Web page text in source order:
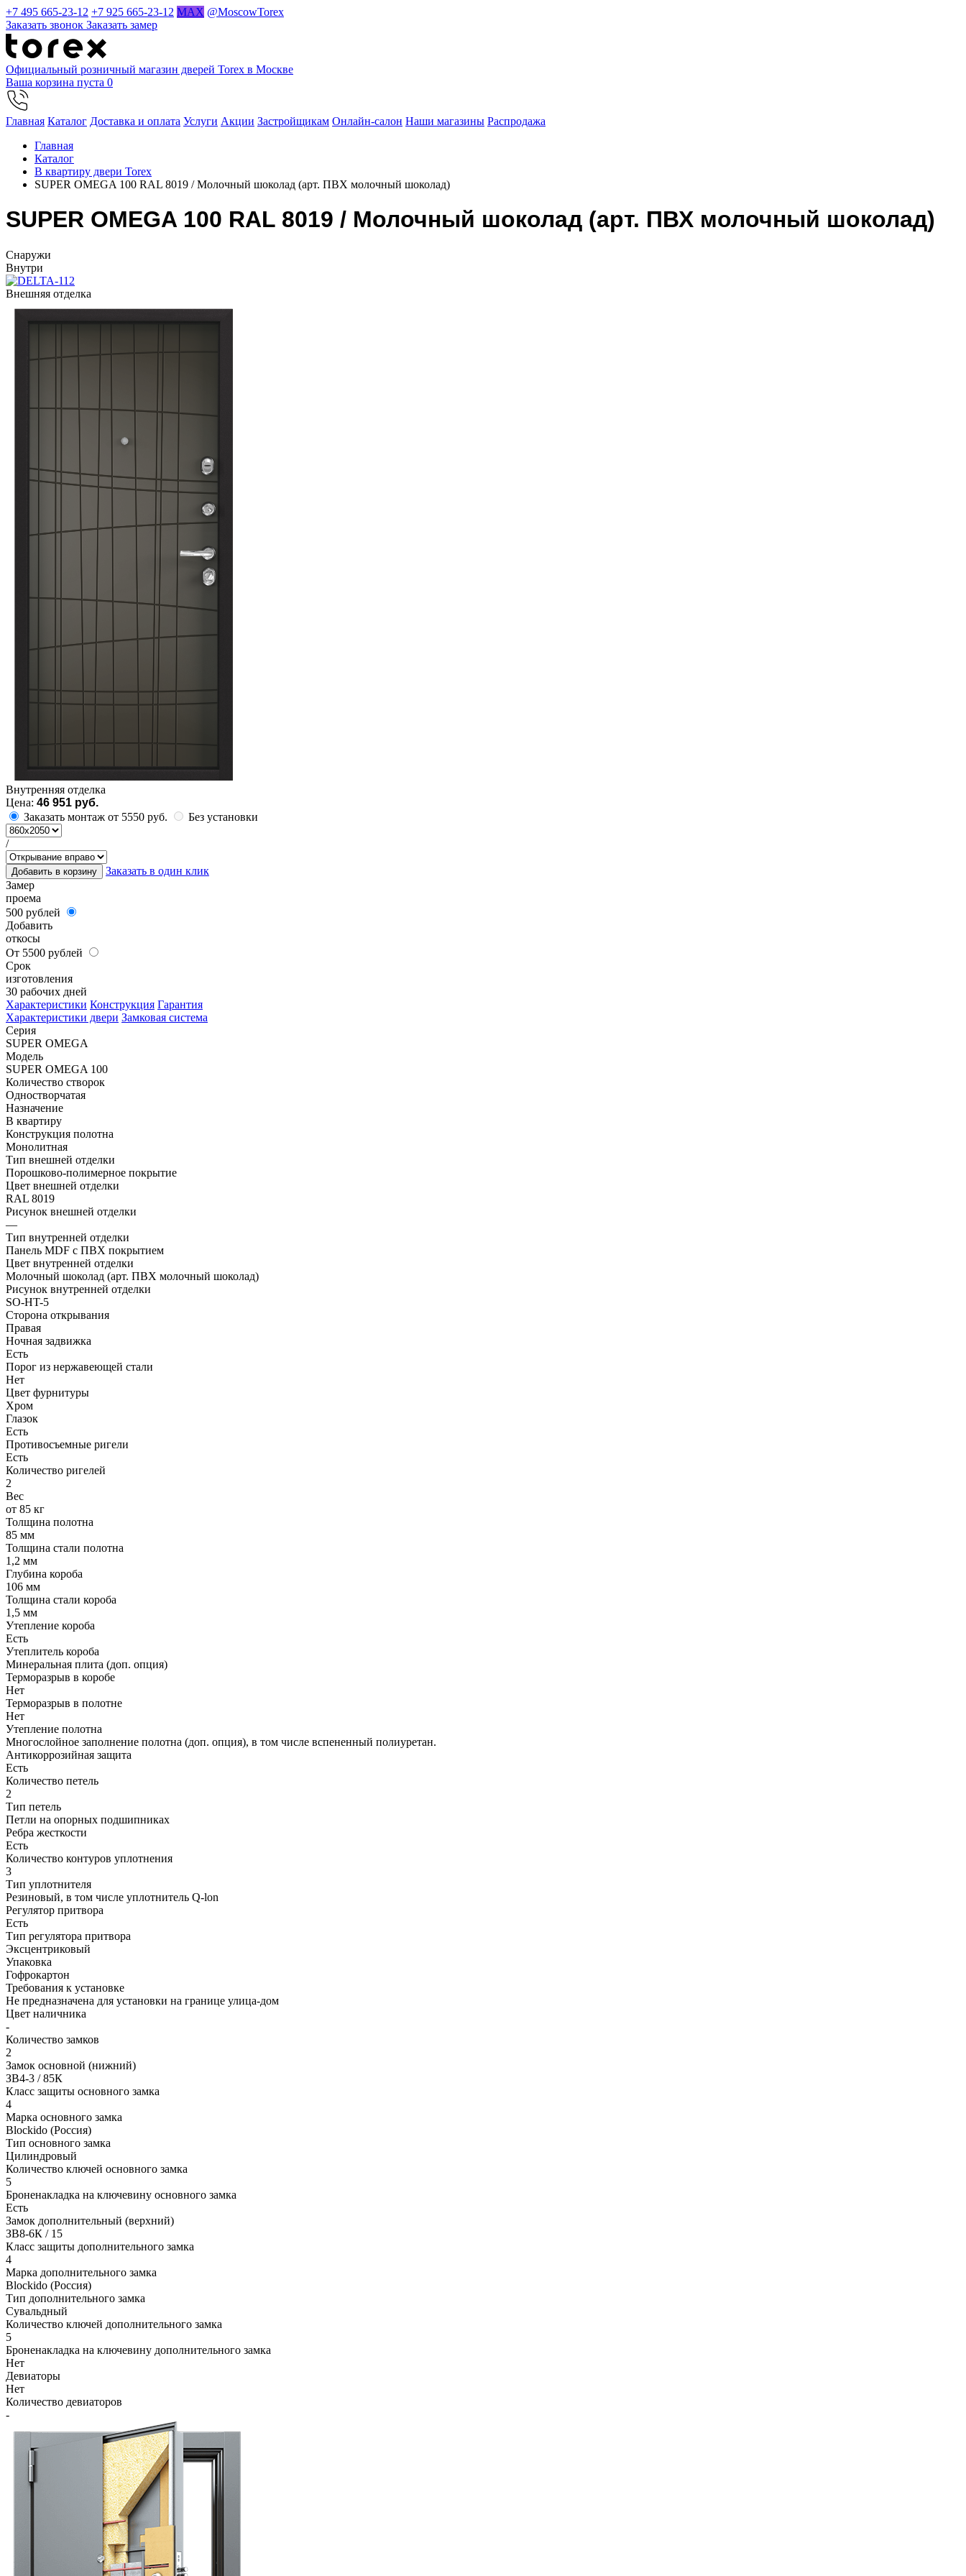
+7 495 665-23-12 +7 925 665-23-12 MAX @MoscowTorex
Заказать звонок Заказать замер
Официальный розничный магазин дверей Torex в Москве
Ваша корзина пуста 0
Главная Каталог Доставка и оплата Услуги Акции Застройщикам Онлайн-салон Наши магазины Распродажа
Главная
Каталог
В квартиру двери Torex
SUPER OMEGA 100 RAL 8019 / Молочный шоколад (арт. ПВХ молочный шоколад)
SUPER OMEGA 100 RAL 8019 / Молочный шоколад (арт. ПВХ молочный шоколад)
Cнаружи
Внутри
Внешняя отделка
Внутренняя отделка
Цена: 46 951 руб.
Заказать монтаж от 5550 руб.
Без установки
/
Добавить в корзину
Заказать в один клик
Замер
проема
500 рублей
Добавить
откосы
От 5500 рублей
Срок
изготовления
30 рабочих дней
Характеристики Конструкция Гарантия
Характеристики двери Замковая система
Серия
SUPER OMEGA
Модель
SUPER OMEGA 100
Количество створок
Одностворчатая
Назначение
В квартиру
Конструкция полотна
Монолитная
Тип внешней отделки
Порошково-полимерное покрытие
Цвет внешней отделки
RAL 8019
Рисунок внешней отделки
—
Тип внутренней отделки
Панель MDF с ПВХ покрытием
Цвет внутренней отделки
Молочный шоколад (арт. ПВХ молочный шоколад)
Рисунок внутренней отделки
SO-HT-5
Сторона открывания
Правая
Ночная задвижка
Есть
Порог из нержавеющей стали
Нет
Цвет фурнитуры
Хром
Глазок
Есть
Противосъемные ригели
Есть
Количество ригелей
2
Вес
от 85 кг
Толщина полотна
85 мм
Толщина стали полотна
1,2 мм
Глубина короба
106 мм
Толщина стали короба
1,5 мм
Утепление короба
Есть
Утеплитель короба
Минеральная плита (доп. опция)
Терморазрыв в коробе
Нет
Терморазрыв в полотне
Нет
Утепление полотна
Многослойное заполнение полотна (доп. опция), в том числе вспененный полиуретан.
Антикоррозийная защита
Есть
Количество петель
2
Тип петель
Петли на опорных подшипниках
Ребра жесткости
Есть
Количество контуров уплотнения
3
Тип уплотнителя
Резиновый, в том числе уплотнитель Q-lon
Регулятор притвора
Есть
Тип регулятора притвора
Эксцентриковый
Упаковка
Гофрокартон
Требования к установке
Не предназначена для установки на границе улица-дом
Цвет наличника
-
Количество замков
2
Замок основной (нижний)
ЗВ4-3 / 85К
Класс защиты основного замка
4
Марка основного замка
Blockido (Россия)
Тип основного замка
Цилиндровый
Количество ключей основного замка
5
Броненакладка на ключевину основного замка
Есть
Замок дополнительный (верхний)
ЗВ8-6К / 15
Класс защиты дополнительного замка
4
Марка дополнительного замка
Blockido (Россия)
Тип дополнительного замка
Сувальдный
Количество ключей дополнительного замка
5
Броненакладка на ключевину дополнительного замка
Нет
Девиаторы
Нет
Количество девиаторов
-